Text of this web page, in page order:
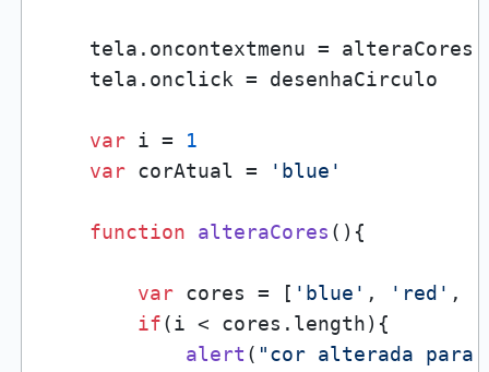
    tela.
oncontextmenu = alteraCores
    tela.
onclick = desenhaCirculo
var i = 1
var corAtual = 'blue'
function alteraCores ( ){
var cores = [ 'blue' , 'red' ,
if(i < cores. length){
alert ( "cor alterada